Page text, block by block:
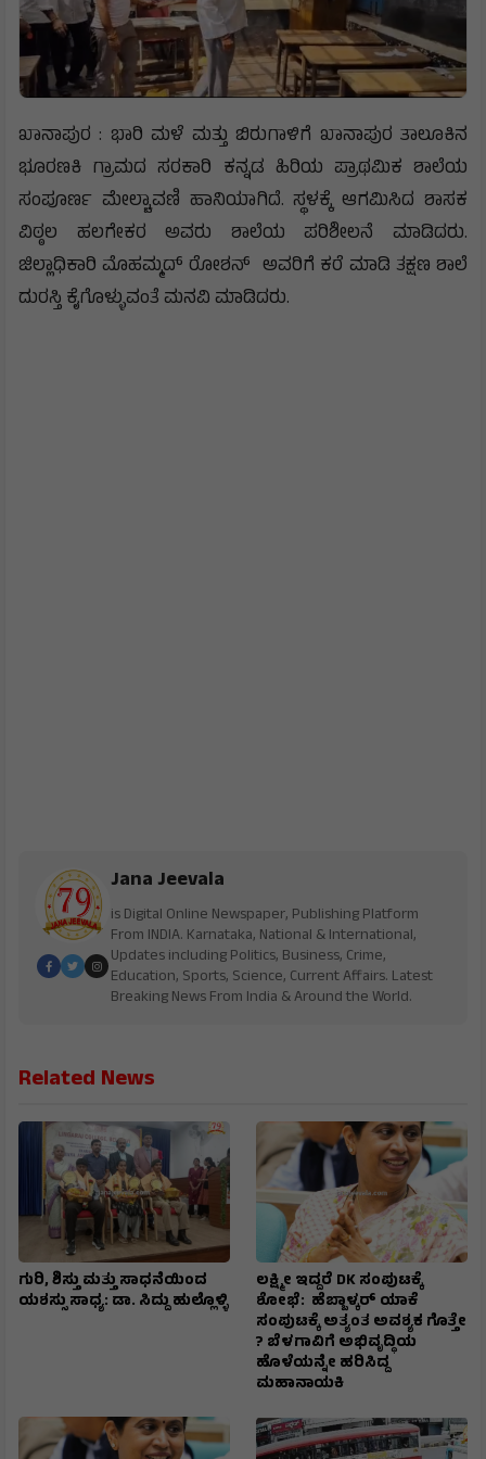
ಖಾನಾಪುರ : ಭಾರಿ ಮಳೆ ಮತ್ತು ಬಿರುಗಾಳಿಗೆ ಖಾನಾಪುರ ತಾಲೂಕಿನ
ಭೂರಣಕಿ ಗ್ರಾಮದ ಸರಕಾರಿ ಕನ್ನಡ ಹಿರಿಯ ಪ್ರಾಥಮಿಕ ಶಾಲೆಯ
ಸಂಪೂರ್ಣ ಮೇಲ್ಚಾವಣಿ ಹಾನಿಯಾಗಿದೆ. ಸ್ಥಳಕ್ಕೆ ಆಗಮಿಸಿದ ಶಾಸಕ
ವಿಠ್ಠಲ ಹಲಗೇಕರ ಅವರು ಶಾಲೆಯ ಪರಿಶೀಲನೆ ಮಾಡಿದರು.
ಜಿಲ್ಲಾಧಿಕಾರಿ ಮೊಹಮ್ಮದ್ ರೋಶನ್ ಅವರಿಗೆ ಕರೆ ಮಾಡಿ ತಕ್ಷಣ ಶಾಲೆ
ದುರಸ್ತಿ ಕೈಗೊಳ್ಳುವಂತೆ ಮನವಿ ಮಾಡಿದರು.
Jana Jeevala
is Digital Online Newspaper, Publishing Platform
From INDIA. Karnataka, National & International,
Updates including Politics, Business, Crime,
Education, Sports, Science, Current Affairs. Latest
Breaking News From India & Around the World.
Related News
ಗುರಿ, ಶಿಸ್ತು ಮತ್ತು ಸಾಧನೆಯಿಂದ
ಯಶಸ್ಸು ಸಾಧ್ಯ: ಡಾ. ಸಿದ್ದು ಹುಲ್ಲೊಳ್ಳಿ
ಲಕ್ಷ್ಮೀ ಇದ್ದರೆ DK ಸಂಪುಟಕ್ಕೆ
ಶೋಭೆ: ಹೆಬ್ಬಾಳ್ಕರ್ ಯಾಕೆ
ಸಂಪುಟಕ್ಕೆ ಅತ್ಯಂತ ಅವಶ್ಯಕ ಗೊತ್ತೇ
? ಬೆಳಗಾವಿಗೆ ಅಭಿವೃದ್ಧಿಯ
ಹೊಳೆಯನ್ನೇ ಹರಿಸಿದ್ದ
ಮಹಾನಾಯಕಿ